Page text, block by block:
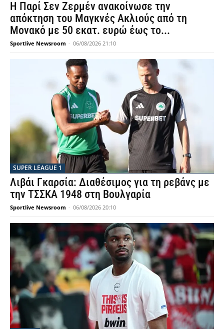
Η Παρί Σεν Ζερμέν ανακοίνωσε την
απόκτηση του Μαγκνές Ακλιούς από τη
Μονακό με 50 εκατ. ευρώ έως το...
Sportlive Newsroom - 06/08/2026 21:10
SUPER LEAGUE 1
Λιβάι Γκαρσία: Διαθέσιμος για τη ρεβάνς με
την ΤΣΣΚΑ 1948 στη Βουλγαρία
Sportlive Newsroom - 06/08/2026 20:10